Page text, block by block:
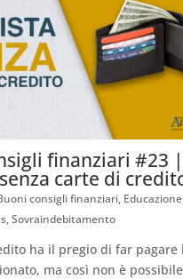
finanziari #23 |
carte di
consigli finanziari, Educazione
,Sovraindebitamento
ha il pregio di far pagare
ma così non è